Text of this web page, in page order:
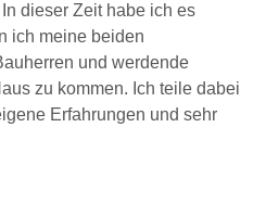
dieser Zeit habe ich es
ich meine beiden
und werdende
zu kommen. Ich teile dabei
Erfahrungen und sehr